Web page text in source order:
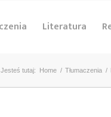
Literatura
Jesteś tutaj: Home / Tłumaczenia /